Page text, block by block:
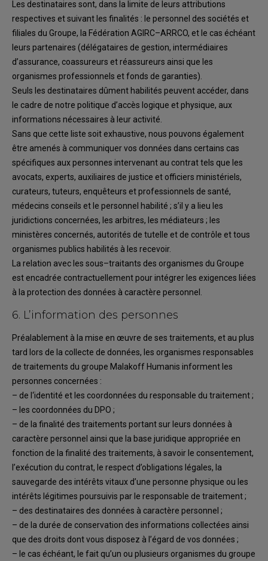
es destinataires sont, dans la limite de leurs attributions
respectives et suivant les finalités : le personnel des sociétés et
filiales du Groupe, a Fédération AGIRC–ARRCO, et le cas échéant
leurs partenaires (délégataires de gestion, intermédiaires
d’assurance, coassureurs et réassureurs ainsi que les
organismes professionnels et fonds de garanties)
Seuls les destinataires dûment habilités peuvent accéder, dans
le cadre de notre politique d’accès logique et physique, aux
informations nécessaires à leur activité.
Sans que cette liste soit exhaustive, nous pouvons également
être amenés à communiquer vos données dans certains cas
spécifiques auxpersonnes intervenant au contrat tels que les
avocats, experts, auxiliaires de justice et officiers ministériels,
curateurs, tuteurs, enquêteurs etprofessionnels de santé,
médecins conseils et le personnel habilité ; s’il y a lieu les
juridictions concernées, les arbitres, les médiateurs ; les
ministères concernés, autorités de tutelle et de contrôle et tous
organismes publics habilités à les recevoir.
La relation avec l es sous–traitants des organismes du Groupe
est encadrée contractuellementpour intégrer es exigences liées
à l a protection des données à caractère personnel.
6. L’information des personnes
Préalablement à la mise en œuvre de ses traitements, et au plus
tard lors de la collecte de données, les organismes responsables
de traitements du groupe Malakoff Humanis informent les
personnes concernées :
– de ‘identité et les coordonnées du responsable du traitement;
– les coordonnées du DPO ;
– de la finalité des traitements portant sur leurs données à
caractère personnel ainsi que la base juridique appropriée en
fonction de la finalité des traitements, à savoir le consentement,
l’exécution du contrat, l e respect d’obligations légales, la
sauvegarde des intérêts vitaux d’une personne physique ou les
intérêts légitimes poursuivis par le responsable de traitement;
– des destinataires des données à caractère personnel ;
– de la durée de conservation des informations collectées ainsi
que des droits dont vous disposez à l’égard de vos données ;
– e cas échéant, le fait qu’un ou plusieurs organismes du groupe